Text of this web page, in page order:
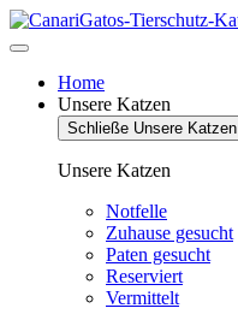
Zum
Inhalt
Home
Unsere Katzen
Schließe Unsere Katzen
Unsere Katzen
Notfelle
Zuhause gesucht
Paten gesucht
Reserviert
Vermittelt